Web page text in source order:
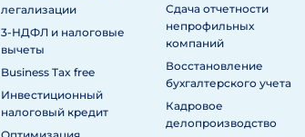
легализации
3-НДФЛ и налоговые
вычеты
Business Tax free
Инвестиционный
налоговый кредит
Сдача отчетности
непрофильных
компаний
Восстановление
бухгалтерского учета
Кадровое
делопроизводство